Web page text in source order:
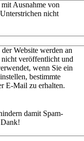
Ausnahme von
nicht
Website werden an
nicht veröffentlicht und
wenn Sie ein
bestimmte
E-Mail zu erhalten.
damit Spam-